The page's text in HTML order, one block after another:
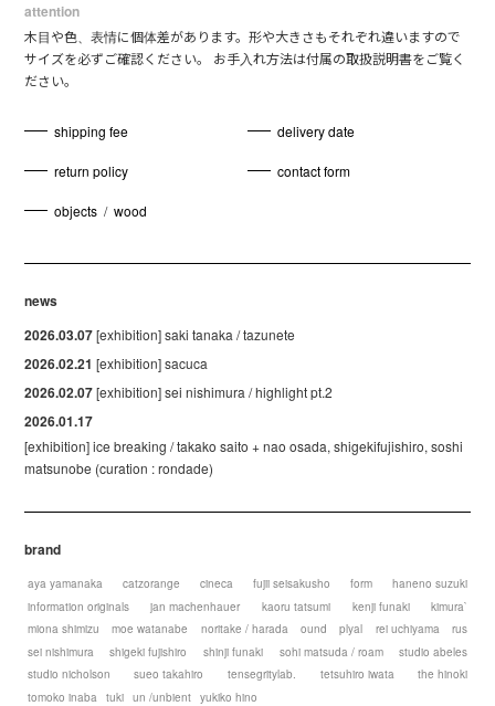
attention
木目や色、表情に個体差があります。形や大きさもそれぞれ違いますので
サイズを必ずご確認ください。 お手入れ方法は付属の取扱説明書をご覧く
ださい。
shipping fee delivery date
return policy contact form
objects / wood
news
2026.03.07[exhibition] saki tanaka / tazunete
2026.02.21 [exhibition] sacuca
2026.02.07[exhibition] sei nishimura / highlight pt.2
2026.01.17
[exhibition] ice breaking / takako saito + nao osada, shigekifujishiro, soshi
matsunobe (curation : rondade)
brand
aya yamanaka catzorange cineca fujii seisakusho form
haneno suzuki
information originals
jan machenhauer kaoru tatsumi kenji funaki
kimura`
miona shimizu
moe watanabe noritake / harada ound plyal rei uchiyama
rus
sei nishimura
shigeki fujishiro shinji funaki sohi matsuda / roam
studio abeles
studio nicholson
sueo takahiro tensegritylab. tetsuhiro iwata
the hinoki
tomoko inaba
tuki un /unbient yukiko hino